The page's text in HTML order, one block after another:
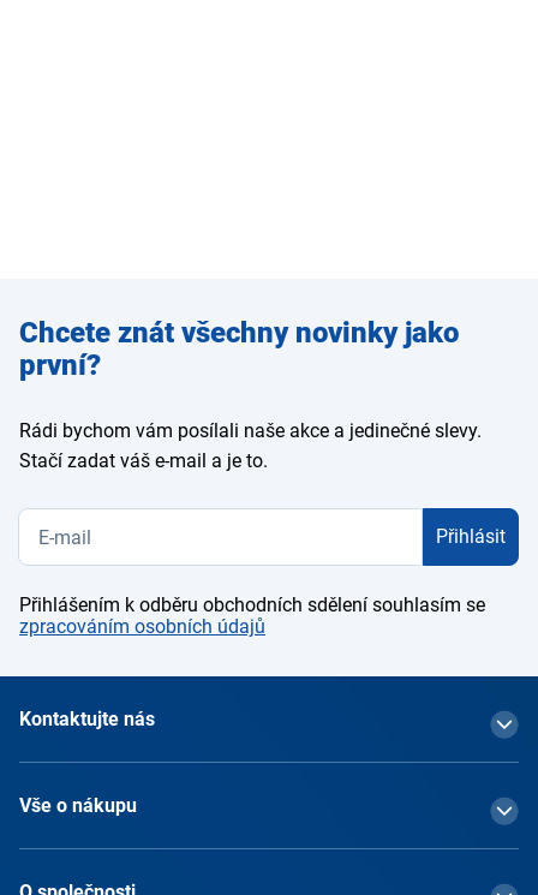
Zadejte
e-mail
Chcete znát všechny novinky jako
první?
Rádi bychom vám posílali naše akce a jedinečné slevy.
Stačí zadat váš e-mail a je to.
Přihlásit
Přihlášením k odběru obchodních sdělení souhlasím se
zpracováním osobních údajů
Kontaktujte nás
Vše o nákupu